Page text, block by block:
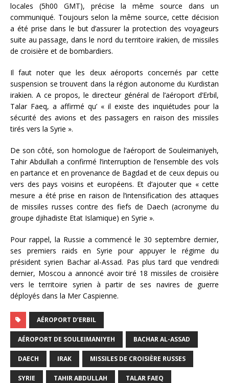
locales (5h00 GMT), précise la même source dans un
communiqué. Toujours selon la même source, cette décision
a été prise dans le but d’assurer la protection des voyageurs
suite au passage, dans le nord du territoire irakien, de missiles
de croisière et de bombardiers.
Il faut noter que les deux aéroports concernés par cette
suspension se trouvent dans la région autonome du Kurdistan
irakien. A ce propos, le directeur général de l’aéroport d’Erbil,
Talar Faeq, a affirmé qu’ « il existe des inquiétudes pour la
sécurité des avions et des passagers en raison des missiles
tirés vers la Syrie ».
De son côté, son homologue de l’aéroport de Souleimaniyeh,
Tahir Abdullah a confirmé l’interruption de l’ensemble des vols
en partance et en provenance de Bagdad et de ceux depuis ou
vers des pays voisins et européens. Et d’ajouter que « cette
mesure a été prise en raison de l’intensification des attaques
de missiles russes contre des fiefs de Daech (acronyme du
groupe djihadiste Etat Islamique) en Syrie ».
Pour rappel, la Russie a commencé le 30 septembre dernier,
ses premiers raids en Syrie pour appuyer le régime du
président syrien Bachar al-Assad. Pas plus tard que vendredi
dernier, Moscou a annoncé avoir tiré 18 missiles de croisière
vers le territoire syrien à partir de ses navires de guerre
déployés dans la Mer Caspienne.
AÉROPORT D’ERBIL
AÉROPORT DE SOULEIMANIYEH BACHAR AL-ASSAD
DAECH IRAK MISSILES DE CROISIÈRE RUSSES
SYRIE TAHIR ABDULLAH TALAR FAEQ